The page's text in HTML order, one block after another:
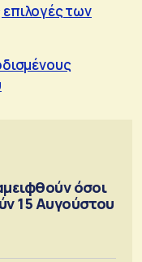
των
όσοι
15 Αυγούστου